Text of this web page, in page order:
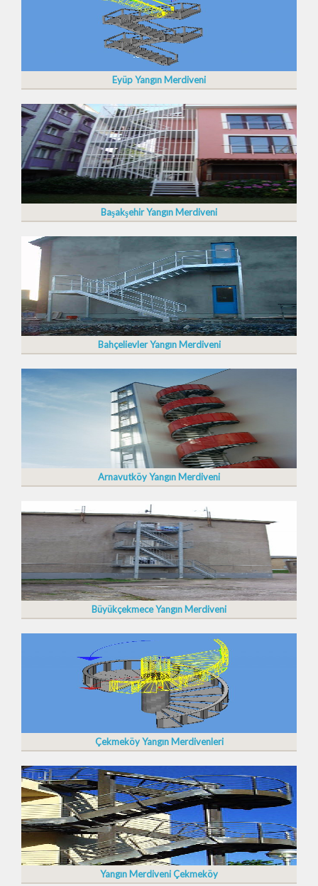
Eyüp Yangın Merdiveni
Başakşehir Yangın Merdiveni
Bahçelievler Yangın Merdiveni
Arnavutköy Yangın Merdiveni
Büyükçekmece Yangın Merdiveni
Çekmeköy Yangın Merdivenleri
Yangın Merdiveni Çekmeköy